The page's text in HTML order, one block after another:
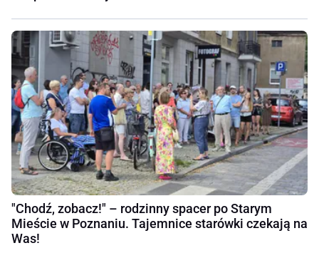
"Chodź, zobacz!" – rodzinny spacer po Starym
Mieście w Poznaniu. Tajemnice starówki czekają na
Was!